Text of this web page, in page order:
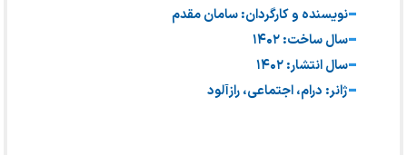
نویسنده و کارگردان: سامان مقدم
سال ساخت: ۱۴۰۲
سال انتشار: ۱۴۰۲
ژانر: درام، اجتماعی، رازآلود